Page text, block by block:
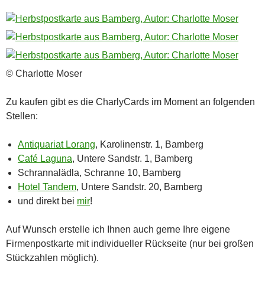
© Charlotte Moser
Zu kaufen gibt es die CharlyCards im Moment an folgenden
Stellen:
Antiquariat Lorang, Karolinenstr. 1, Bamberg
Café Laguna, Untere Sandstr. 1, Bamberg
Schrannalädla, Schranne 10, Bamberg
Hotel Tandem, Untere Sandstr. 20, Bamberg
und direkt bei mir!
Auf Wunsch erstelle ich Ihnen auch gerne Ihre eigene
Firmenpostkarte mit individueller Rückseite (nur bei großen
Stückzahlen möglich).